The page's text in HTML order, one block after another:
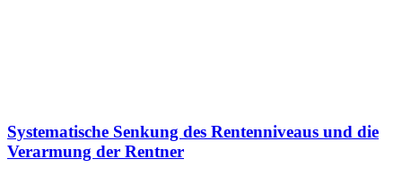
Systematische Senkung des Rentenniveaus und die
Verarmung der Rentner